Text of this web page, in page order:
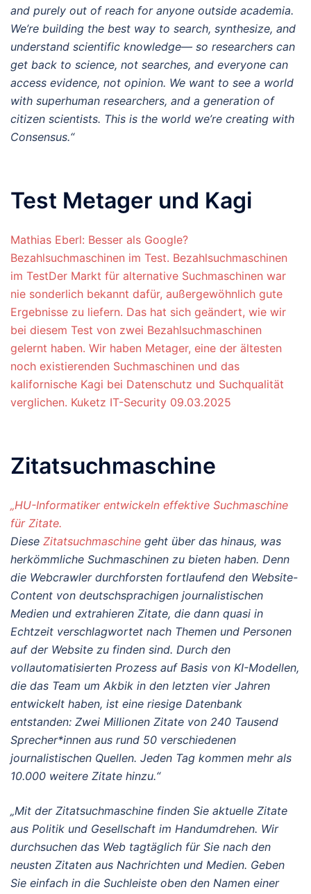
and purely out of reach for anyone outside academia.
We’re building the best way to search, synthesize, and
understand scientific knowledge— so researchers can
get back to science, not searches, and everyone can
access evidence, not opinion. We want to see a world
with superhuman researchers, and a generation of
citizen scientists. This is the world we’re creating with
Consensus.“
Test Metager und Kagi
Mathias Eberl: Besser als Google?
Bezahlsuchmaschinen im Test. Bezahlsuchmaschinen
im TestDer Markt für alternative Suchmaschinen war
nie sonderlich bekannt dafür, außergewöhnlich gute
Ergebnisse zu liefern. Das hat sich geändert, wie wir
bei diesem Test von zwei Bezahlsuchmaschinen
gelernt haben. Wir haben Metager, eine der ältesten
noch existierenden Suchmaschinen und das
kalifornische Kagi bei Datenschutz und Suchqualität
verglichen. Kuketz IT-Security 09.03.2025
Zitatsuchmaschine
„HU-Informatiker entwickeln effektive Suchmaschine
für Zitate.
Diese Zitatsuchmaschine geht über das hinaus, was
herkömmliche Suchmaschinen zu bieten haben. Denn
die Webcrawler durchforsten fortlaufend den Website-
Content von deutschsprachigen journalistischen
Medien und extrahieren Zitate, die dann quasi in
Echtzeit verschlagwortet nach Themen und Personen
auf der Website zu finden sind. Durch den
vollautomatisierten Prozess auf Basis von KI-Modellen,
die das Team um Akbik in den letzten vier Jahren
entwickelt haben, ist eine riesige Datenbank
entstanden: Zwei Millionen Zitate von 240 Tausend
Sprecher*innen aus rund 50 verschiedenen
journalistischen Quellen. Jeden Tag kommen mehr als
10.000 weitere Zitate hinzu.“
„Mit der Zitatsuchmaschine finden Sie aktuelle Zitate
aus Politik und Gesellschaft im Handumdrehen. Wir
durchsuchen das Web tagtäglich für Sie nach den
neusten Zitaten aus Nachrichten und Medien. Geben
Sie einfach in die Suchleiste oben den Namen einer